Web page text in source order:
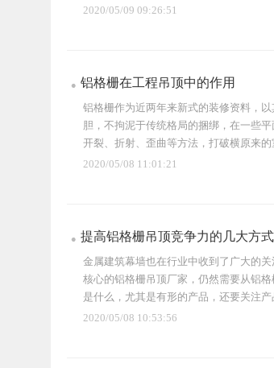
料，...
2020/05/09 09:26:51
铝格栅在工程吊顶中的作用
铝格栅作为近两年来新式的装修资料，
胆，不拘泥于传统格局的捆绑，在一些
开裂、折射、歪曲等方法，打破横原来
比照与...
2020/05/08 11:01:21
提高铝格栅吊顶竞争力的几大方式
金属建筑幕墙也在行业中收到了广大的
核心的铝格栅吊顶厂家，仍然需要从铝
是什么，尤其是有形的产品，还要关注
吊顶...
2020/05/08 10:53:56